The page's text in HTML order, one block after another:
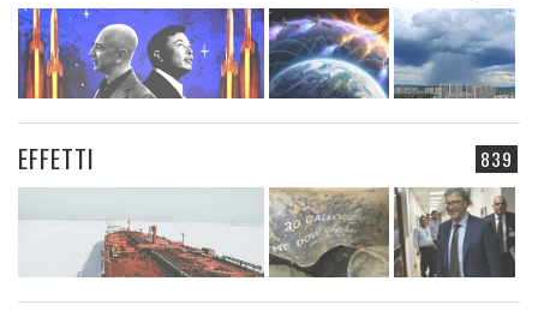
839
EFFETTI